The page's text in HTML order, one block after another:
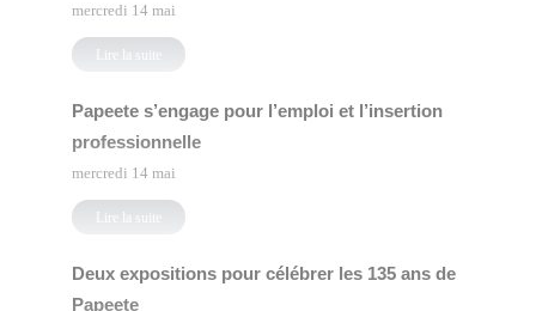
mercredi 14 mai
Lire la suite
Papeete s’engage pour l’emploi et l’insertion
professionnelle
mercredi 14 mai
Lire la suite
Deux expositions pour célébrer les 135 ans de
Papeete